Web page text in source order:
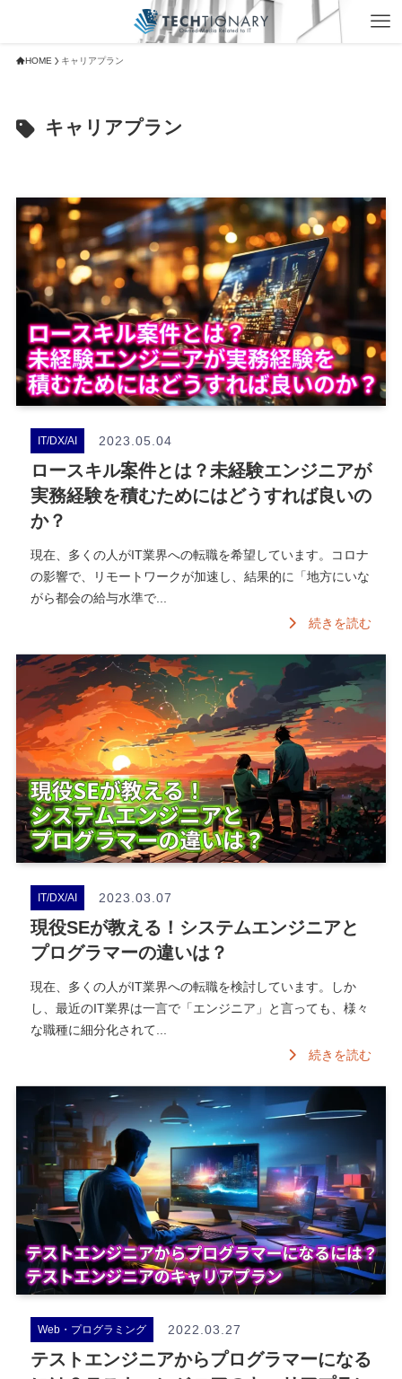
HOME キャリアプラン
キャリアプラン
IT/DX/AI 2023.05.04
ロースキル案件とは？未経験エンジニアが
実務経験を積むためにはどうすれば良いの
か？
現在、多くの人がIT業界への転職を希望しています。コロナ
の影響で、リモートワークが加速し、結果的に「地方にいな
がら都会の給与水準で...
続きを読む
IT/DX/AI 2023.03.07
現役SEが教える！システムエンジニアと
プログラマーの違いは？
現在、多くの人がIT業界への転職を検討しています。しか
し、最近のIT業界は一言で「エンジニア」と言っても、様々
な職種に細分化されて...
続きを読む
Web・プログラミング 2022.03.27
テストエンジニアからプログラマーになる